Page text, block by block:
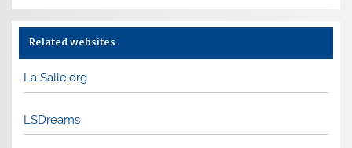
Related websites
La Salle.org
LSDreams